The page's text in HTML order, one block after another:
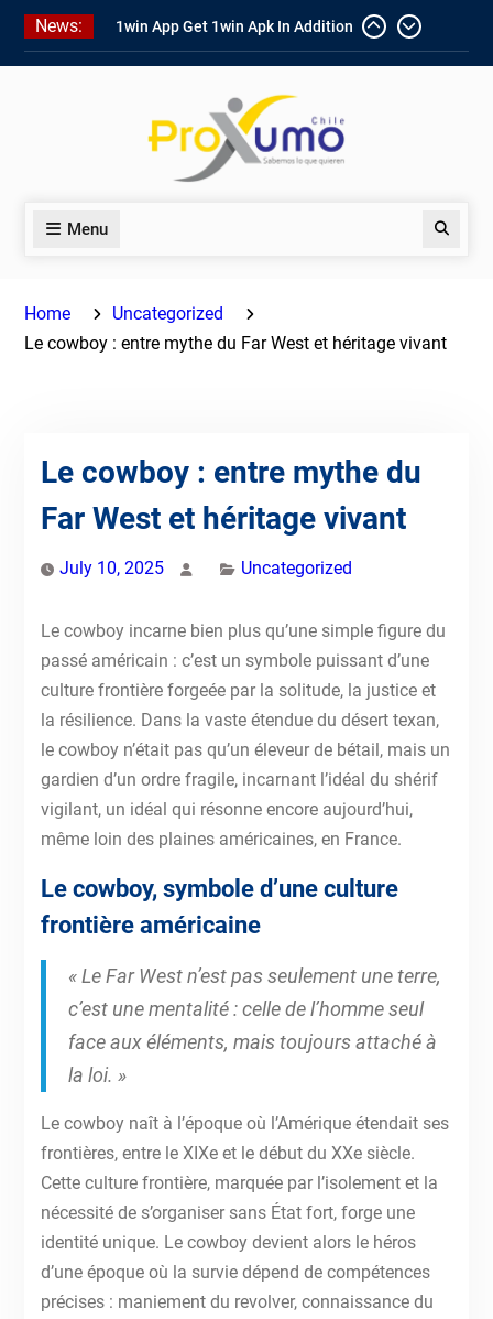
Skip
content
News:
To Enjoy About Typically The Go!
on To Unit Installation Guide 1win
Ce qui rend Chicken Road si
populaire en France
Menu Search
Home
Uncategorized
Le cowboy : entre mythe du Far West et héritage vivant
Le cowboy : entre mythe du
Far West et héritage vivant
July 10, 2025 Uncategorized
Le cowboy incarne bien plus qu’une simple figure du
passé américain : c’est un symbole puissant d’une
culture frontière forgeée par la solitude, la justice et
la résilience. Dans la vaste étendue du désert texan,
le cowboy n’était pas qu’un éleveur de bétail, mais un
gardien d’un ordre fragile, incarnant l’idéal du shérif
vigilant, un idéal qui résonne encore aujourd’hui,
même loin des plaines américaines, en France.
Le cowboy, symbole d’une culture
frontière américaine
« Le Far West n’est pas seulement une terre,
c’est une mentalité : celle de l’homme seul
face aux éléments, mais toujours attaché à
la loi. »
Le cowboy naît à l’époque où l’Amérique étendait ses
frontières, entre le XIXe et le début du XXe siècle.
Cette culture frontière, marquée par l’isolement et la
nécessité de s’organiser sans État fort, forge une
identité unique. Le cowboy devient alors le héros
d’une époque où la survie dépend de compétences
précises : maniement du revolver, connaissance du